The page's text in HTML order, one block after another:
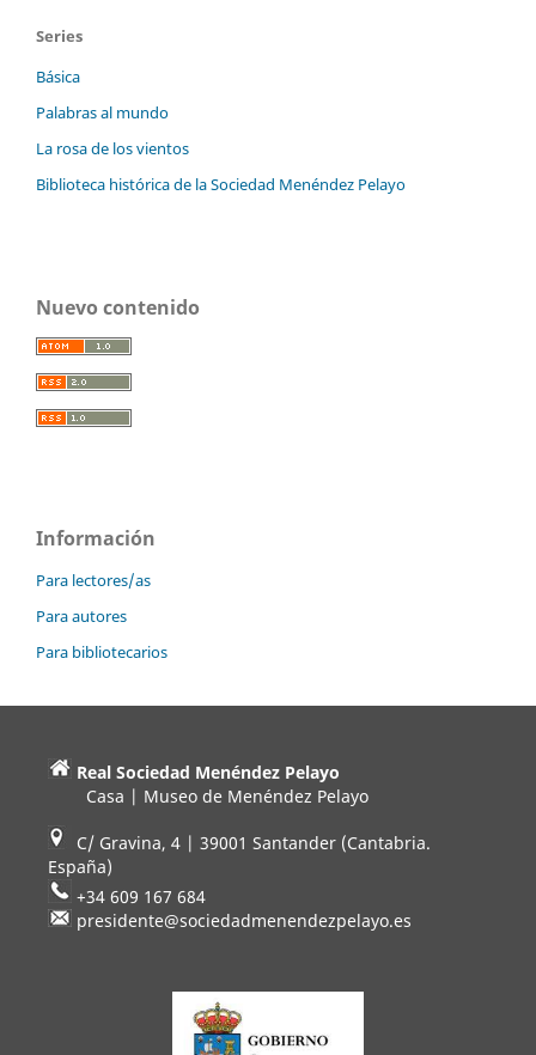
Series
Básica
Palabras al mundo
La rosa de los vientos
Biblioteca histórica de la Sociedad Menéndez Pelayo
Nuevo contenido
Información
Para lectores/as
Para autores
Para bibliotecarios
Real Sociedad Menéndez Pelayo
Casa | Museo de Menéndez Pelayo
C/ Gravina, 4 | 39001 Santander (Cantabria.
España)
+34 609 167 684
presidente@sociedadmenendezpelayo.es